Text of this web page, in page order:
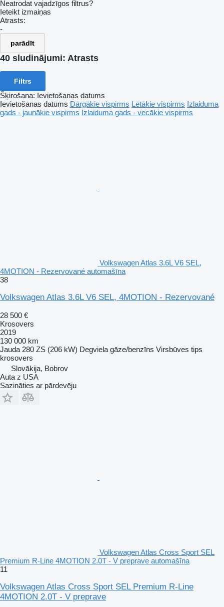
Neatrodat vajadzīgos filtrus?
Ieteikt izmaiņas
Atrasts:
-
parādīt
40 sludinājumi: Atrasts
Filtrs
Šķirošana: Ievietošanas datums
Ievietošanas datums Dārgākie vispirms Lētākie vispirms Izlaiduma
gads - jaunākie vispirms Izlaiduma gads - vecākie vispirms
Volkswagen Atlas 3.6L V6 SEL,
4MOTION - Rezervované automašīna
38
Volkswagen Atlas 3.6L V6 SEL, 4MOTION - Rezervované
28 500 €
Krosovers
2019
130 000 km
Jauda 280 ZS (206 kW) Degviela gāze/benzīns Virsbūves tips
krosovers
Slovākija, Bobrov
Auta z USA
Sazināties ar pārdevēju
Volkswagen Atlas Cross Sport SEL
Premium R-Line 4MOTION 2.0T - V preprave automašīna
11
Volkswagen Atlas Cross Sport SEL Premium R-Line
4MOTION 2.0T - V preprave